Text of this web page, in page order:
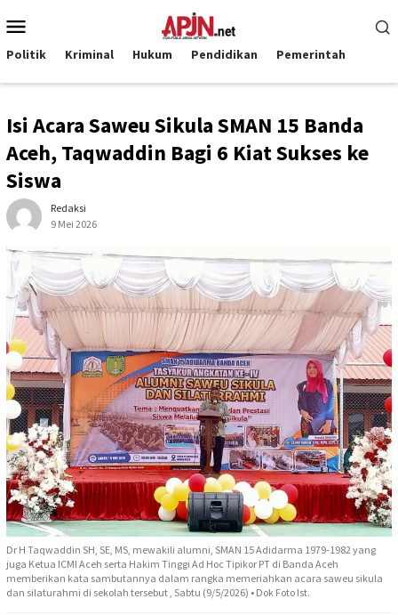
ke
kontenMobile
Politik Kriminal Hukum Pendidikan Pemerintah
Isi Acara Saweu Sikula SMAN 15 Banda
Aceh, Taqwaddin Bagi 6 Kiat Sukses ke
Siswa
Redaksi
9 Mei 2026
Dr H Taqwaddin SH, SE, MS, mewakili alumni, SMAN 15 Adidarma 1979-1982 yang
juga Ketua ICMI Aceh serta Hakim Tinggi Ad Hoc Tipikor PT di Banda Aceh
memberikan kata sambutannya dalam rangka memeriahkan acara saweu sikula
dan silaturahmi di sekolah tersebut , Sabtu (9/5/2026) • Dok Foto Ist.